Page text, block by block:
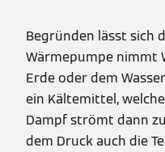
Begründen lässt sich
Wärmepumpe nimmt
Erde oder dem
ein Kältemittel,
Dampf strömt dann
dem Druck auch die